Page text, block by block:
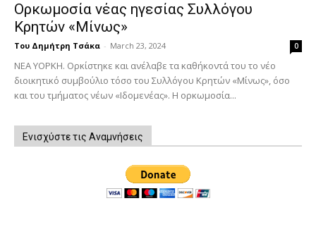
Ορκωμοσία νέας ηγεσίας Συλλόγου
Κρητών «Μίνως»
Του Δημήτρη Τσάκα - March 23, 2024 0
ΝΕΑ ΥΟΡΚΗ. Ορκίστηκε και ανέλαβε τα καθήκοντά του το νέο
διοικητικό συμβούλιο τόσο του Συλλόγου Κρητών «Μίνως», όσο
και του τμήματος νέων «Ιδομενέας». Η ορκωμοσία...
Ενισχύστε τις Αναμνήσεις